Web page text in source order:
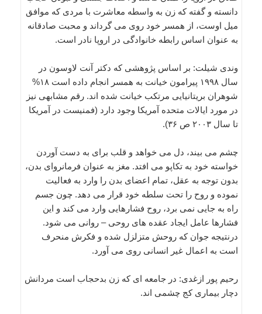
دانسته و گفته که زن به واسطه معاشرت با مردی که موافق
میل اوست، از همسر خود روی می گرداند و محبت صادقانه
به عنوان اساس رابطه خانوادگی در اروپا نادر است.
وندی شیلت: بر اساس پژوهشی که دکتر آنت لاوسون در
سال ۱۹۹۸ پیرامون خیانت به همسر انجام داده است ۱۸%
شوهران بریتانیایی مرتکب خیانت شده اند. رقم مشابهی نیز
در مورد ایالات متحده آمریکا وجود دارد (فمنیست در آمریکا
تا سال ۲۰۰۳ ص ۳۶).
چشم می بیند، دل می خواهد و قلب برای به دست آوردن
خواسته خود به تکاپو می افتد. مغز به عنوان فرمانروای بدن،
بدون توجه به عقل، تمام اعضای بدن را وارد به فعالیت
نموده و روح را تحت سلطه خود قرار می دهد. چون جسم
راه به جایی نمی برد، روح فشارهایی وارد می کند و این
فشارها عامل ایجاد عقده های روحی – روانی می شود.
درنتیجه جوان که روحش متزلزل شده و فکرش منحرف
است به اعمال غیر انسانی روی می آورد.
رحیم پور ازغدی: در جامعه ای که زن بدحجاب است مردانش
دچار بیماری کج چشمی اند.